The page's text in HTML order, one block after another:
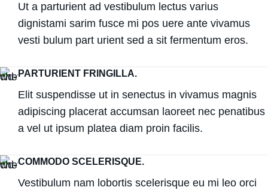
Ut a parturient ad vestibulum lectus varius
dignistami sarim fusce mi pos uere ante vivamus
vesti bulum part urient sed a sit fermentum eros.
PARTURIENT FRINGILLA.
Elit suspendisse ut in senectus in vivamus magnis
adipiscing placerat accumsan laoreet nec penatibus
a vel ut ipsum platea diam proin facilis.
COMMODO SCELERISQUE.
Vestibulum nam lobortis scelerisque eu mi leo orci